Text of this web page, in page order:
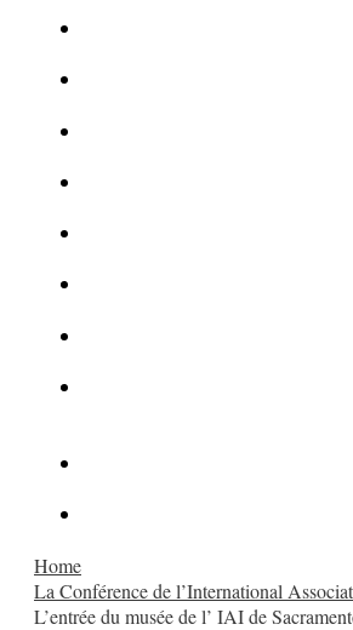
Home
La Conférence de l’International
L’entrée du musée de l’ IAI de